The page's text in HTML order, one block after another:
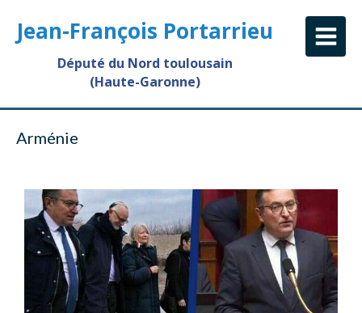
Jean-François Portarrieu
Député du Nord toulousain
(Haute-Garonne)
Arménie